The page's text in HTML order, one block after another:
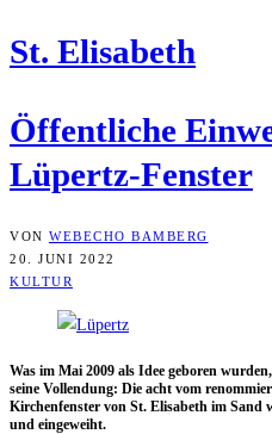
St. Eli­sa­beth
Öffent­li­che
Lüpertz-Fenster
VON WEBECHO BAMBERG
20. JUNI 2022
KULTUR
Was im Mai 2009 als Idee gebo­ren
sei­ne Voll­endung: Die acht vom
Kir­chen­fens­ter von St. Eli­sa­beth im Sand
und eingeweiht.